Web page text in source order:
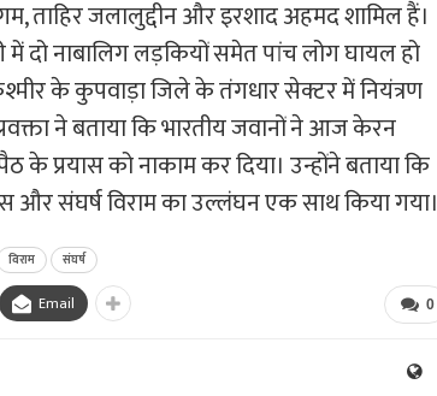
ताहिर जलालुद्दीन और इरशाद अहमद शामिल हैं।
में दो नाबालिग लड़कियों समेत पांच लोग घायल हो
के कुपवाड़ा जिले के तंगधार सेक्टर में नियंत्रण
ने बताया कि भारतीय जवानों ने आज केरन
प्रयास को नाकाम कर दिया। उन्होंने बताया कि
संघर्ष विराम का उल्लंघन एक साथ किया गया।
विराम संघर्ष
0
Email